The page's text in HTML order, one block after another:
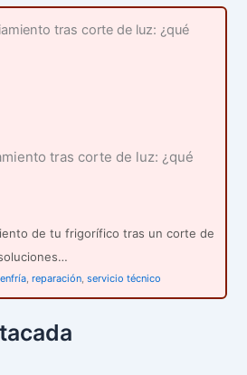
tras corte de luz: ¿qué
de tu frigorífico tras un corte de
,reparación,servicio técnico